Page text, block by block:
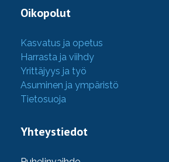
Oikopolut
Kasvatus ja opetus
Harrasta ja viihdy
Yrittäjyys ja työ
Asuminen ja ympäristö
Tietosuoja
Yhteystiedot